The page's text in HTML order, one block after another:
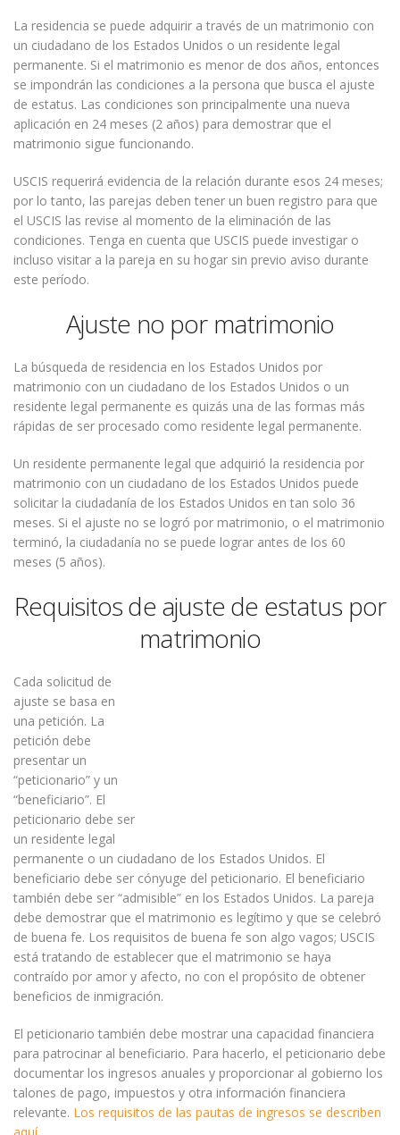
La residencia se puede adquirir a través de un matrimonio con
un ciudadano de los Estados Unidos o un residente legal
permanente. Si el matrimonio es menor de dos años, entonces
se impondrán las condiciones a la persona que busca el ajuste
de estatus. Las condiciones son principalmente una nueva
aplicación en 24 meses (2 años) para demostrar que el
matrimonio sigue funcionando.
USCIS requerirá evidencia de la relación durante esos 24 meses;
por lo tanto, las parejas deben tener un buen registro para que
el USCIS las revise al momento de la eliminación de las
condiciones. Tenga en cuenta que USCIS puede investigar o
incluso visitar a la pareja en su hogar sin previo aviso durante
este período.
Ajuste no por matrimonio
La búsqueda de residencia en los Estados Unidos por
matrimonio con un ciudadano de los Estados Unidos o un
residente legal permanente es quizás una de las formas más
rápidas de ser procesado como residente legal permanente.
Un residente permanente legal que adquirió la residencia por
matrimonio con un ciudadano de los Estados Unidos puede
solicitar la ciudadanía de los Estados Unidos en tan solo 36
meses. Si el ajuste no se logró por matrimonio, o el matrimonio
terminó, la ciudadanía no se puede lograr antes de los 60
meses (5 años).
Requisitos de ajuste de estatus por
matrimonio
Cada solicitud de
ajuste se basa en
una petición. La
petición debe
presentar un
“peticionario” y un
“beneficiario”. El
peticionario debe ser
un residente legal
permanente o un ciudadano de los Estados Unidos. El
beneficiario debe ser cónyuge del peticionario. El beneficiario
también debe ser “admisible” en los Estados Unidos. La pareja
debe demostrar que el matrimonio es legítimo y que se celebró
de buena fe. Los requisitos de buena fe son algo vagos; USCIS
está tratando de establecer que el matrimonio se haya
contraído por amor y afecto, no con el propósito de obtener
beneficios de inmigración.
El peticionario también debe mostrar una capacidad financiera
para patrocinar al beneficiario. Para hacerlo, el peticionario debe
documentar los ingresos anuales y proporcionar al gobierno los
talones de pago, impuestos y otra información financiera
relevante. Los requisitos de las pautas de ingresos se describen